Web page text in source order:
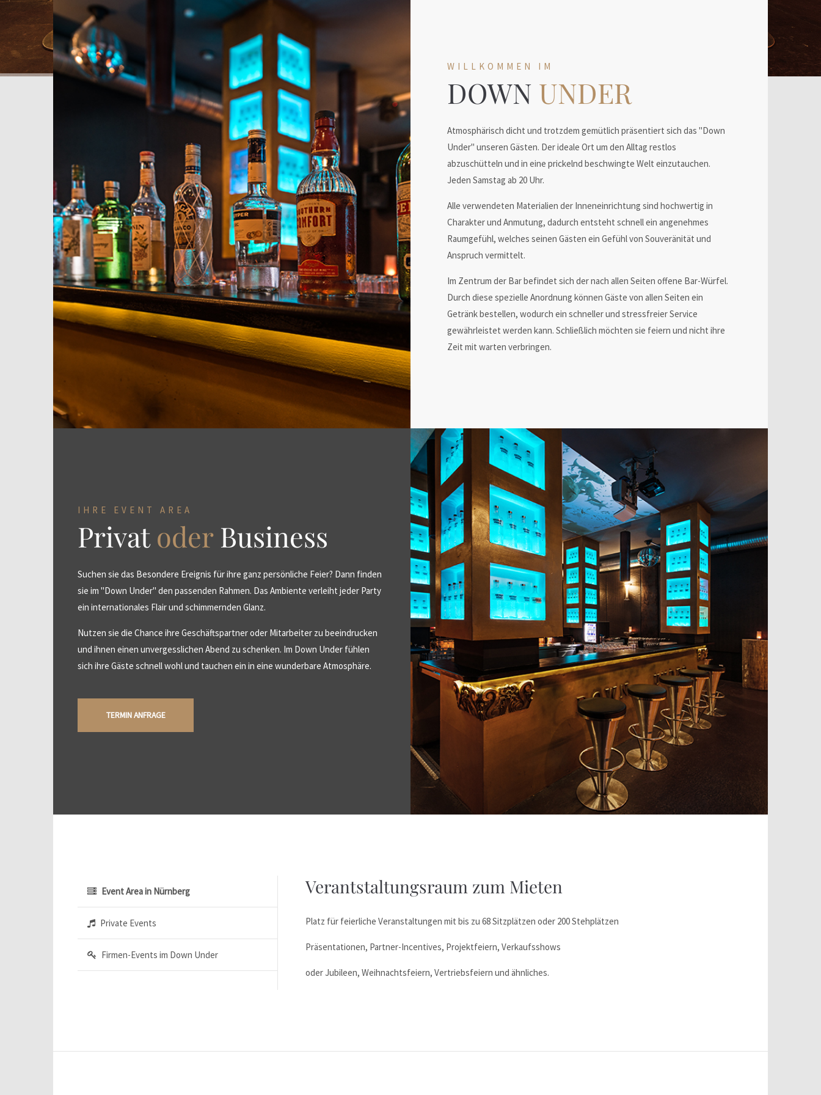
WILLKOMMEN IM
DOWN UNDER
Atmosphärisch dicht und trotzdem gemütlich präsentiert sich das "Down
Under" unseren Gästen. Der ideale Ort um den Alltag restlos
abzuschütteln und in eine prickelnd beschwingte Welt einzutauchen.
Jeden Samstag ab 20 Uhr.
Alle verwendeten Materialien der Inneneinrichtung sind hochwertig in
Charakter und Anmutung, dadurch entsteht schnell ein angenehmes
Raumgefühl, welches seinen Gästen ein Gefühl von Souveränität und
Anspruch vermittelt.
Im Zentrum der Bar befindet sich der nach allen Seiten offene Bar-Würfel.
Durch diese spezielle Anordnung können Gäste von allen Seiten ein
Getränk bestellen, wodurch ein schneller und stressfreier Service
gewährleistet werden kann. Schließlich möchten sie feiern und nicht ihre
Zeit mit warten verbringen.
IHRE EVENT AREA
PrivatoderBusiness
Suchen sie das Besondere Ereignis für ihre ganz persönliche Feier? Dann finden
sie im "Down Under" den passenden Rahmen. Das Ambiente verleiht jeder Party
ein internationales Flair und schimmernden Glanz.
Nutzen sie die Chance ihre Geschäftspartner oder Mitarbeiter zu beeindrucken
und ihnen einen unvergesslichen Abend zu schenken. Im Down Under fühlen
sich ihre Gäste schnell wohl und tauchen ein in eine wunderbare Atmosphäre.
TERMIN ANFRAGE
Event Area in Nürnberg
Private Events
Firmen-Events im Down Under
Verantstaltungsraum zum Mieten
Platz für feierliche Veranstaltungen mit bis zu 68 Sitzplätzen oder 200 Stehplätzen
Präsentationen, Partner-Incentives, Projektfeiern, Verkaufsshows
oder Jubileen, Weihnachtsfeiern, Vertriebsfeiern und ähnliches.